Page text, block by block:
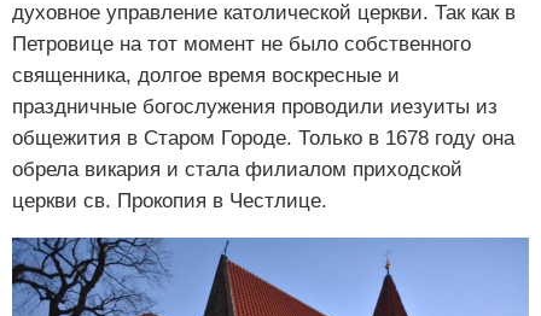
духовное управление католической церкви. Так как в
Петровице на тот момент не было собственного
священника, долгое время воскресные и
праздничные богослужения проводили иезуиты из
общежития в Старом Городе. Только в 1678 году она
обрела викария и стала филиалом приходской
церкви св. Прокопия в Честлице.